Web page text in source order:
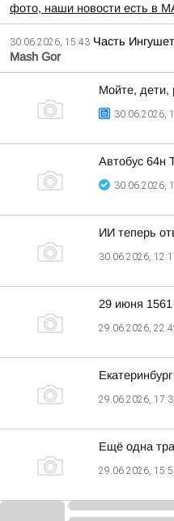
фото, наши новости есть в
30.06.2026, 15:43 Часть
Mash Gor
Мойте, дети,
30.06.2026,
Автобус 64н
30.06.2026,
ИИ теперь
30.06.2026,
29 июня
29.06.2026,
29.06.2026,
Ещё одна
29.06.2026,